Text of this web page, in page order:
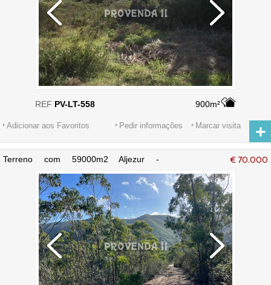
900m²
REF PV-LT-558
Adicionar aos Favoritos Marcar visita
Pedir informações
€ 70.000
Terreno com 59000m2 Aljezur -